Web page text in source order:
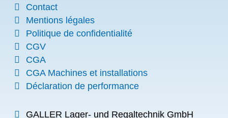
Contact
Mentions légales
Politique de confidentialité
CGV
CGA
CGA Machines et installations
Déclaration de performance
GALLER Lager- und Regaltechnik GmbH